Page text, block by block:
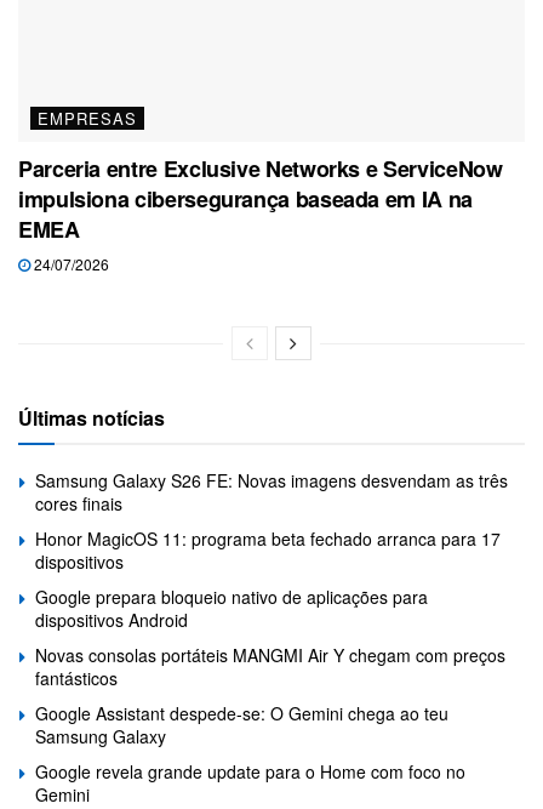
EMPRESAS
Parceria entre Exclusive Networks e ServiceNow
impulsiona cibersegurança baseada em IA na
EMEA
24/07/2026
Últimas notícias
Samsung Galaxy S26 FE: Novas imagens desvendam as três
cores finais
Honor MagicOS 11: programa beta fechado arranca para 17
dispositivos
Google prepara bloqueio nativo de aplicações para
dispositivos Android
Novas consolas portáteis MANGMI Air Y chegam com preços
fantásticos
Google Assistant despede-se: O Gemini chega ao teu
Samsung Galaxy
Google revela grande update para o Home com foco no
Gemini